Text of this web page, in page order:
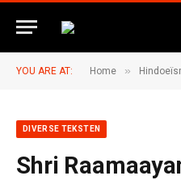
YOU ARE AT: Home »
DIVERSE TEKSTEN
Shri